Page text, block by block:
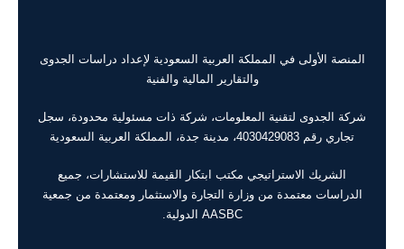
المنصة الأولى في المملكة العربية السعودية لإعداد دراسات الجدوى
والتقارير المالية والفنية
شركة الجدوى لتقنية المعلومات، شركة ذات مسئولية محدودة، سجل
تجاري رقم 4030429083، مدينة جدة، المملكة العربية السعودية
الشريك الاستراتيجي مكتب ابتكار القيمة للاستشارات، جميع
الدراسات معتمدة من وزارة التجارة والاستثمار ومعتمدة من جمعية
AASBC الدولية.